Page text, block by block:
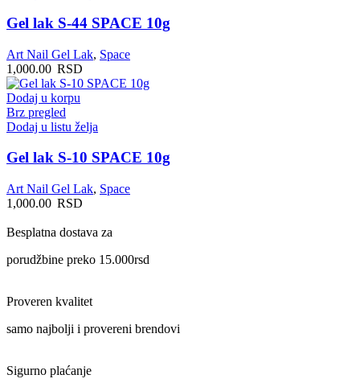
Gel lak S-44 SPACE 10g
Art Nail Gel Lak, Space
1,000.00 RSD
Dodaj u korpu
Brz pregled
Dodaj u listu želja
Gel lak S-10 SPACE 10g
Art Nail Gel Lak, Space
1,000.00 RSD
Besplatna dostava za
porudžbine preko 15.000rsd
Proveren kvalitet
samo najbolji i provereni brendovi
Sigurno plaćanje